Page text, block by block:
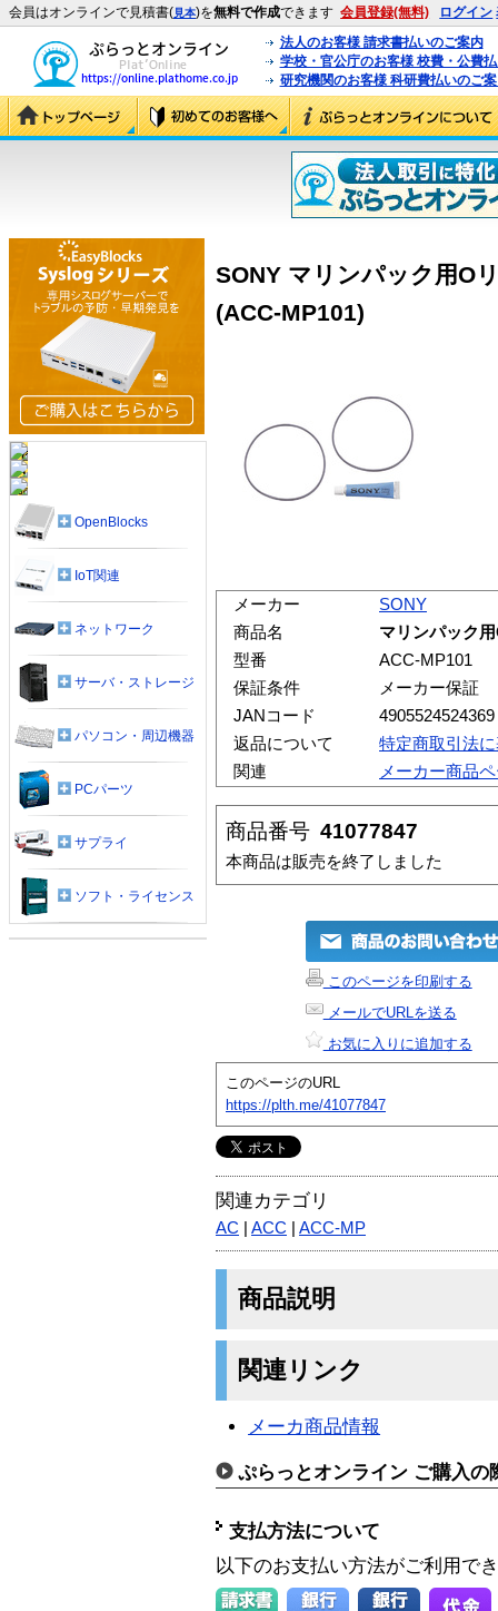
会員はオンラインで見積書(見本)を無料で作成できます 会員登録(無料) ログイン
法人のお客様 請求書払いのご案内
学校・官公庁のお客様 校費・公費
研究機関のお客様 科研費払いのご
SONY マリンパック用O
(ACC-MP101)
メーカー
SONY
商品名
マリンパック
型番
ACC-MP101
保証条件
メーカー保証
JANコード
4905524524369
返品について
特定商取引法
関連
メーカー商品
商品番号 41077847
本商品は販売を終了しました
このページを印刷する
メールでURLを送る
お気に入りに追加する
このページのURL
https://plth.me/41077847
関連カテゴリ
AC ACC ACC-MP
商品説明
関連リンク
メーカ商品情報
ぷらっとオンライン ご購入の
支払方法について
以下のお支払い方法がご利用で
OpenBlocks
IoT関連
ネットワーク
サーバ・ストレージ
パソコン・周辺機器
PCパーツ
サプライ
ソフト・ライセンス